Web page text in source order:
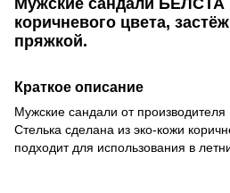
коричневого цвета,
пряжкой.
Краткое описание
Мужские сандали от
Стелька сделана из эко-кожи
подходит для использования в